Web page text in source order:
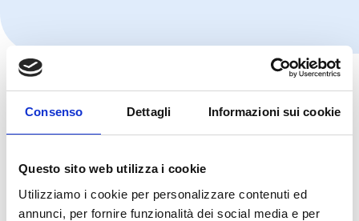
Consenso Dettagli Informazioni sui cookie
Questo sito web utilizza i cookie
Utilizziamo i cookie per personalizzare contenuti ed
annunci, per fornire funzionalità dei social media e per